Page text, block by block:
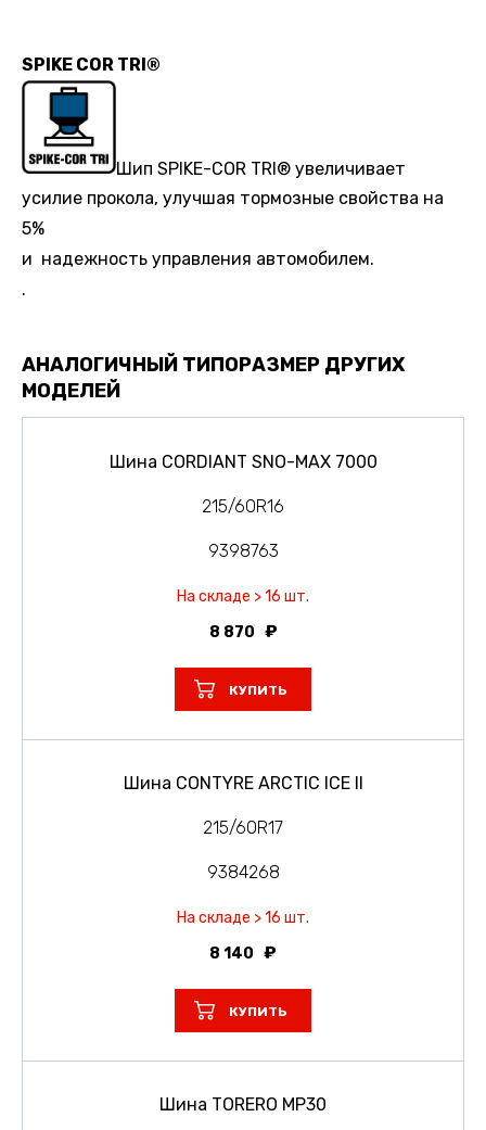
SPIKE COR TRI®
Шип SPIKE-COR TRI® увеличивает
усилие прокола, улучшая тормозные свойства на
5%
и надежность управления автомобилем.
.
АНАЛОГИЧНЫЙ ТИПОРАЗМЕР ДРУГИХ
МОДЕЛЕЙ
Шина CORDIANT SNO-MAX 7000
215/60R16
9398763
На складе > 16 шт.
8 870
КУПИТЬ
Шина CONTYRE ARCTIC ICE II
215/60R17
9384268
На складе > 16 шт.
8 140
КУПИТЬ
Шина TORERO MP30